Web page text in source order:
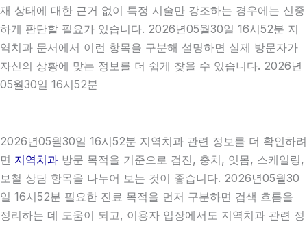
재 상태에 대한 근거 없이 특정 시술만 강조하는 경우에는 신중
하게 판단할 필요가 있습니다. 2026년05월30일 16시52분 지
역치과 문서에서 이런 항목을 구분해 설명하면 실제 방문자가
자신의 상황에 맞는 정보를 더 쉽게 찾을 수 있습니다. 2026년
05월30일 16시52분
2026년05월30일 16시52분 지역치과 관련 정보를 더 확인하려
면 지역치과 방문 목적을 기준으로 검진, 충치, 잇몸, 스케일링,
보철 상담 항목을 나누어 보는 것이 좋습니다. 2026년05월30
일 16시52분 필요한 진료 목적을 먼저 구분하면 검색 흐름을
정리하는 데 도움이 되고, 이용자 입장에서도 지역치과 관련 정